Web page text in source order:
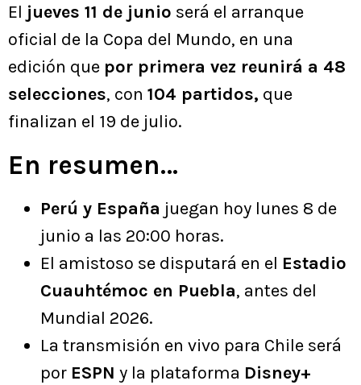
El jueves 11 de junio será el arranque
oficial de la Copa del Mundo, en una
edición que por primera vez reunirá a 48
selecciones, con 104 partidos, que
finalizan el 19 de julio.
En resumen…
Perú y España juegan hoy lunes 8 de
junio a las 20:00 horas.
El amistoso se disputará en el Estadio
Cuauhtémoc en Puebla, antes del
Mundial 2026.
La transmisión en vivo para Chile será
por ESPN y la plataforma Disney+